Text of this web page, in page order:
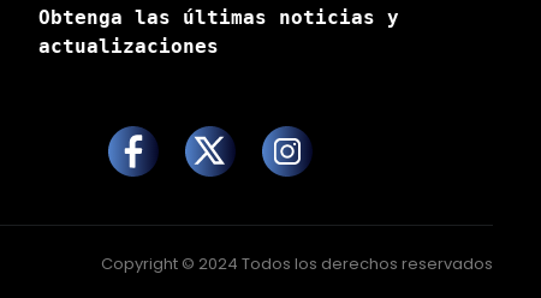
Obtenga las últimas noticias y
actualizaciones
Copyright © 2024 Todos los derechos reservados